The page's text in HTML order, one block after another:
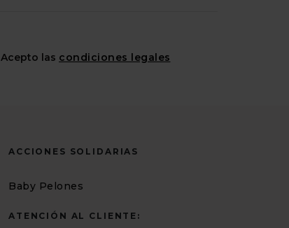
Acepto las condiciones legales
ACCIONES SOLIDARIAS
Baby Pelones
ATENCIÓN AL CLIENTE: